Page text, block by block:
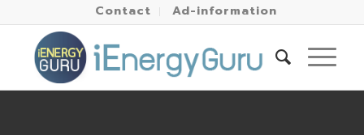
Contact Ad-information